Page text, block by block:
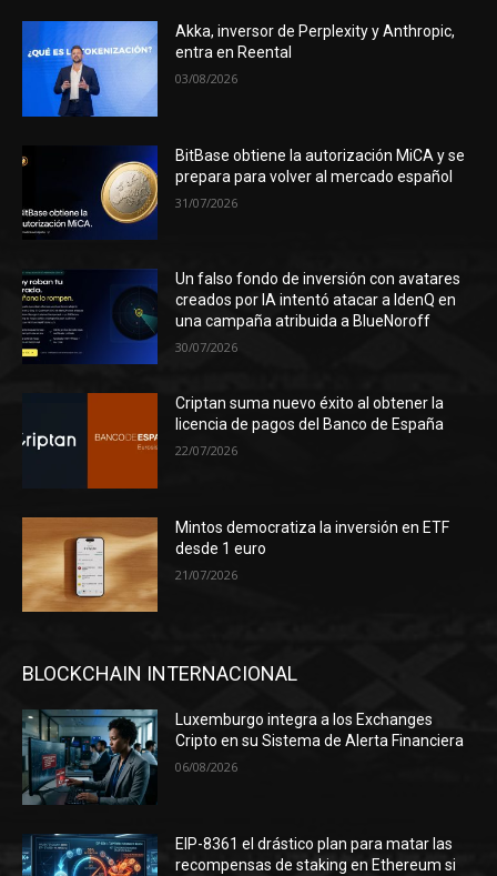
Akka, inversor de Perplexity y Anthropic,
entra en Reental
03/08/2026
BitBase obtiene la autorización MiCA y se
prepara para volver al mercado español
31/07/2026
Un falso fondo de inversión con avatares
creados por IA intentó atacar a IdenQ en
una campaña atribuida a BlueNoroff
30/07/2026
Criptan suma nuevo éxito al obtener la
licencia de pagos del Banco de España
22/07/2026
Mintos democratiza la inversión en ETF
desde 1 euro
21/07/2026
BLOCKCHAIN INTERNACIONAL
Luxemburgo integra a los Exchanges
Cripto en su Sistema de Alerta Financiera
06/08/2026
EIP-8361 el drástico plan para matar las
recompensas de staking en Ethereum si